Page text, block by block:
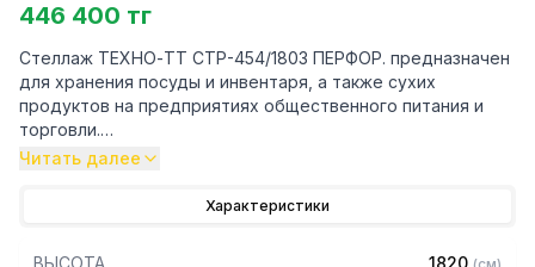
446 400 тг
Стеллаж ТЕХНО-ТТ СТР-454/1803 ПЕРФОР. предназначен
для хранения посуды и инвентаря, а также сухих
продуктов на предприятиях общественного питания и
торговли.
Читать далее
Характеристики
ВЫСОТА 1820